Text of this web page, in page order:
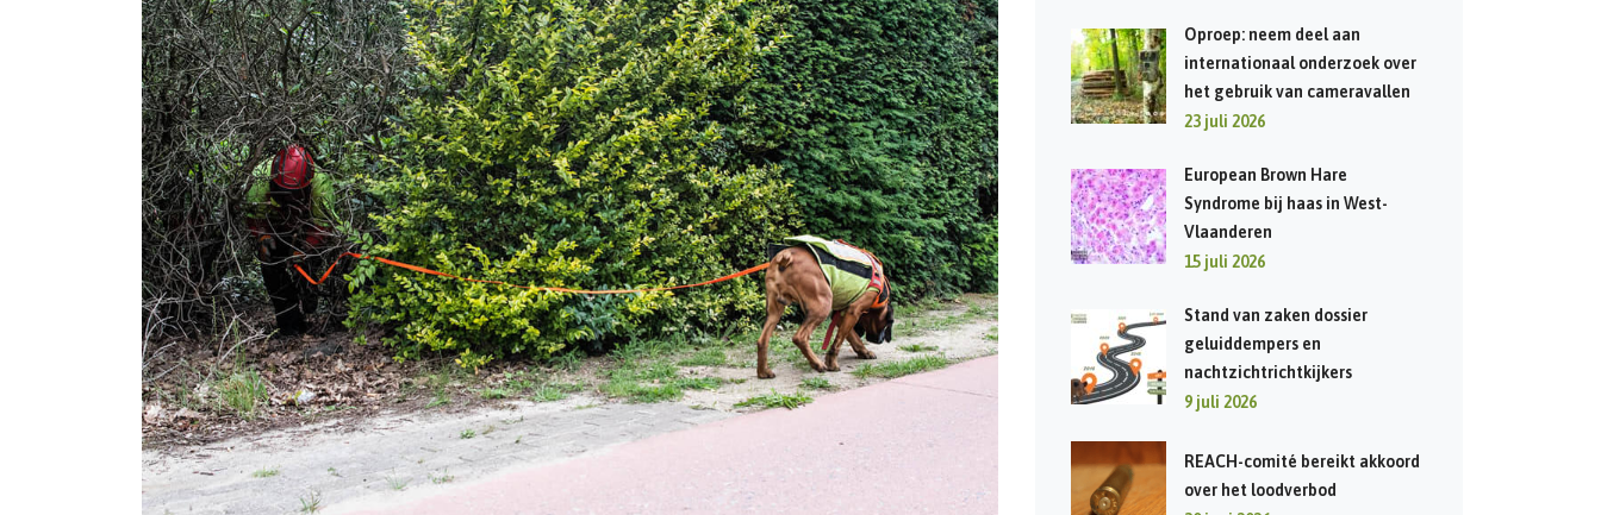
Oproep: neem deel aan
internationaal onderzoek over
het gebruik van cameravallen
23 juli 2026
European Brown Hare
Syndrome bij haas in West-
Vlaanderen
15 juli 2026
Stand van zaken dossier
geluiddempers en
nachtzichtrichtkijkers
9 juli 2026
REACH-comité bereikt akkoord
over het loodverbod